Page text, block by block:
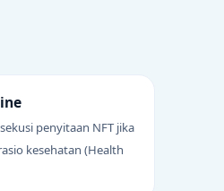
penyitaan NFT jika
kesehatan (Health